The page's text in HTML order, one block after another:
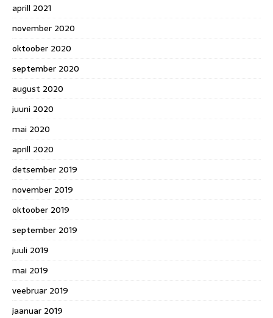
aprill 2021
november 2020
oktoober 2020
september 2020
august 2020
juuni 2020
mai 2020
aprill 2020
detsember 2019
november 2019
oktoober 2019
september 2019
juuli 2019
mai 2019
veebruar 2019
jaanuar 2019